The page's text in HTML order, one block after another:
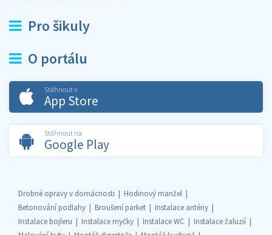
Pro šikuly
O portálu
Stáhnout v
App Store
Stáhnout na
Google Play
Drobné opravy v domácnosti
Hodinový manžel
Betonování podlahy
Broušení parket
Instalace antény
Instalace bojleru
Instalace myčky Instalace WC
Instalace žaluzií